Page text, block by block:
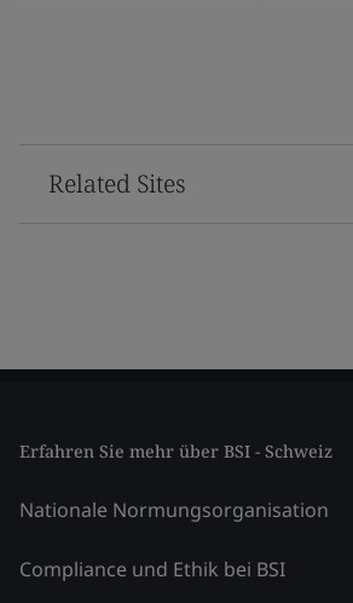
Related Sites
Erfahren Sie mehr über BSI - Schweiz
Nationale Normungsorganisation
Compliance und Ethik bei BSI